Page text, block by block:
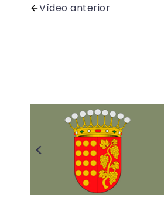
Vídeo anterior